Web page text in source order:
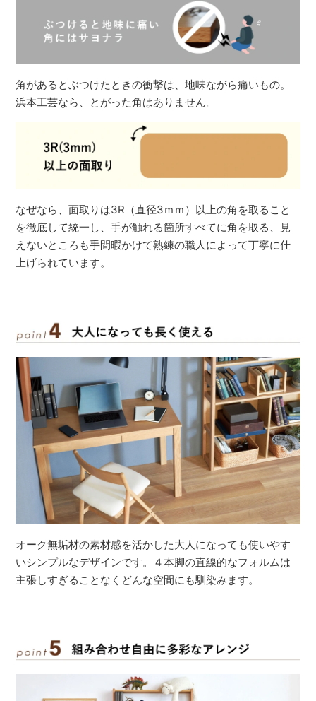
角があるとぶつけたときの衝撃は、地味ながら痛いもの。
浜本工芸なら、とがった角はありません。
なぜなら、面取りは3R（直径3ｍｍ）以上の角を取ること
を徹底して統一し、手が触れる箇所すべてに角を取る、見
えないところも手間暇かけて熟練の職人によって丁寧に仕
上げられています。
オーク無垢材の素材感を活かした大人になっても使いやす
いシンプルなデザインです。４本脚の直線的なフォルムは
主張しすぎることなくどんな空間にも馴染みます。